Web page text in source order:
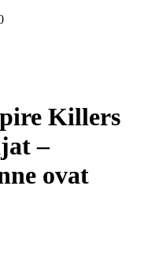
Killers
–
ovat